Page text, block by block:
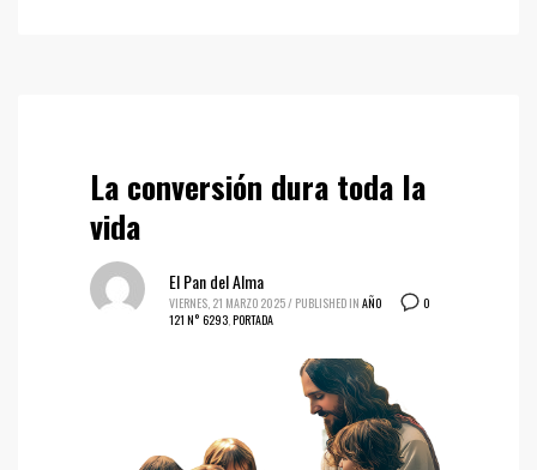
La conversión dura toda la
vida
0
El Pan del Alma
VIERNES, 21 MARZO 2025/ PUBLISHED IN AÑO
121 N° 6293 PORTADA